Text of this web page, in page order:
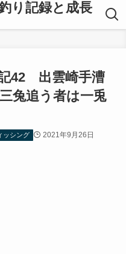
り記録と成長
42 出雲崎手漕
兔追う者は一兎
ッシング 2021年9月26日